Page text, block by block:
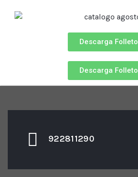
Descarga Folleto
Descarga Folleto
922811290